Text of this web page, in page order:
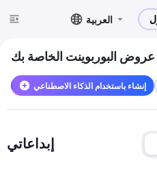
العربية
عروض البوربوينت الخاصة بك
إنشاء باستخدام الذكاء الاصطناعي
إبداعاتي